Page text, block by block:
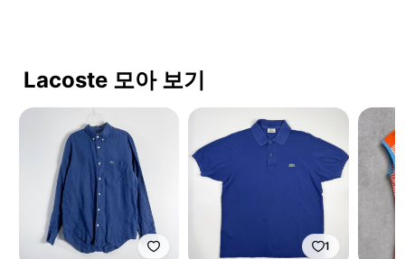
Lacoste 모아 보기
1